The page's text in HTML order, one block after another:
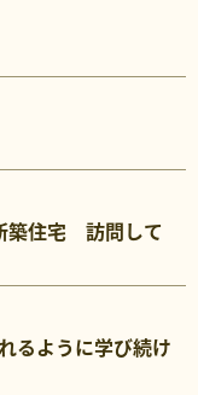
築住宅 訪問して
るように学び続け